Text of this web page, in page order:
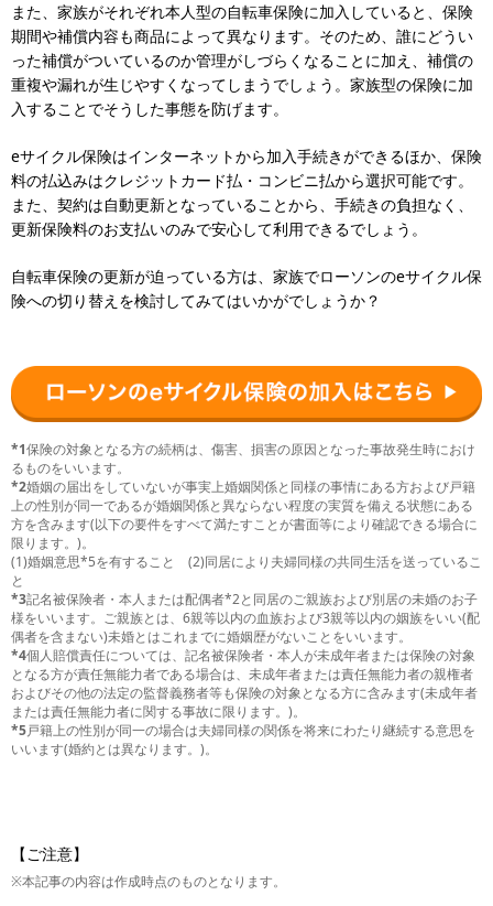
また、家族がそれぞれ本人型の自転車保険に加入していると、保険
期間や補償内容も商品によって異なります。そのため、誰にどうい
った補償がついているのか管理がしづらくなることに加え、補償の
重複や漏れが生じやすくなってしまうでしょう。家族型の保険に加
入することでそうした事態を防げます。
eサイクル保険はインターネットから加入手続きができるほか、保険
料の払込みはクレジットカード払・コンビニ払から選択可能です。
また、契約は自動更新となっていることから、手続きの負担なく、
更新保険料のお支払いのみで安心して利用できるでしょう。
自転車保険の更新が迫っている方は、家族でローソンのeサイクル保
険への切り替えを検討してみてはいかがでしょうか？
*1保険の対象となる方の続柄は、傷害、損害の原因となった事故発生時におけ
るものをいいます。
*2婚姻の届出をしていないが事実上婚姻関係と同様の事情にある方および戸籍
上の性別が同一であるが婚姻関係と異ならない程度の実質を備える状態にある
方を含みます(以下の要件をすべて満たすことが書面等により確認できる場合に
限ります。)。
(1)婚姻意思*5を有すること (2)同居により夫婦同様の共同生活を送っているこ
と
*3記名被保険者・本人または配偶者*2と同居のご親族および別居の未婚のお子
様をいいます。ご親族とは、6親等以内の血族および3親等以内の姻族をいい(配
偶者を含まない)未婚とはこれまでに婚姻歴がないことをいいます。
*4個人賠償責任については、記名被保険者・本人が未成年者または保険の対象
となる方が責任無能力者である場合は、未成年者または責任無能力者の親権者
およびその他の法定の監督義務者等も保険の対象となる方に含みます(未成年者
または責任無能力者に関する事故に限ります。)。
*5戸籍上の性別が同一の場合は夫婦同様の関係を将来にわたり継続する意思を
いいます(婚約とは異なります。)。
【ご注意】
※本記事の内容は作成時点のものとなります。